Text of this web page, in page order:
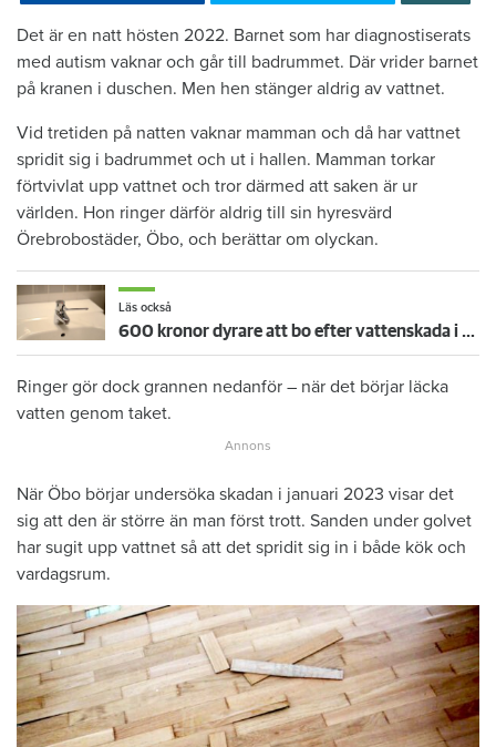
Det är en natt hösten 2022. Barnet som har diagnostiserats
med autism vaknar och går till badrummet. Där vrider barnet
på kranen i duschen. Men hen stänger aldrig av vattnet.
Vid tretiden på natten vaknar mamman och då har vattnet
spridit sig i badrummet och ut i hallen. Mamman torkar
förtvivlat upp vattnet och tror därmed att saken är ur
världen. Hon ringer därför aldrig till sin hyresvärd
Örebrobostäder, Öbo, och berättar om olyckan.
Läs också
600 kronor dyrare att bo efter vattenskada i Varberg
Ringer gör dock grannen nedanför – när det börjar läcka
vatten genom taket.
När Öbo börjar undersöka skadan i januari 2023 visar det
sig att den är större än man först trott. Sanden under golvet
har sugit upp vattnet så att det spridit sig in i både kök och
vardagsrum.